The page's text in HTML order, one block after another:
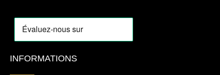
INFORMATIONS